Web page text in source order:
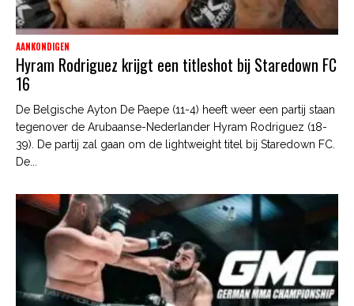
AANKONDIGEN
Hyram Rodriguez krijgt een titleshot bij Staredown FC
16
De Belgische Ayton De Paepe (11-4) heeft weer een partij staan
tegenover de Arubaanse-Nederlander Hyram Rodriguez (18-
39). De partij zal gaan om de lightweight titel bij Staredown FC.
De...